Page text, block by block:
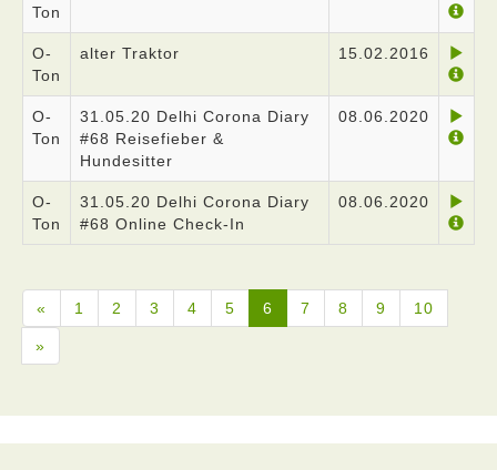
Ton
O-
Ton
alter Traktor 15.02.2016
O-
Ton
31.05.20 Delhi Corona Diary
#68 Reisefieber &
Hundesitter
08.06.2020
O-
Ton
31.05.20 Delhi Corona Diary
#68 Online Check-In
08.06.2020
« 1 2 3 4 5 6 7 8 9 10
»